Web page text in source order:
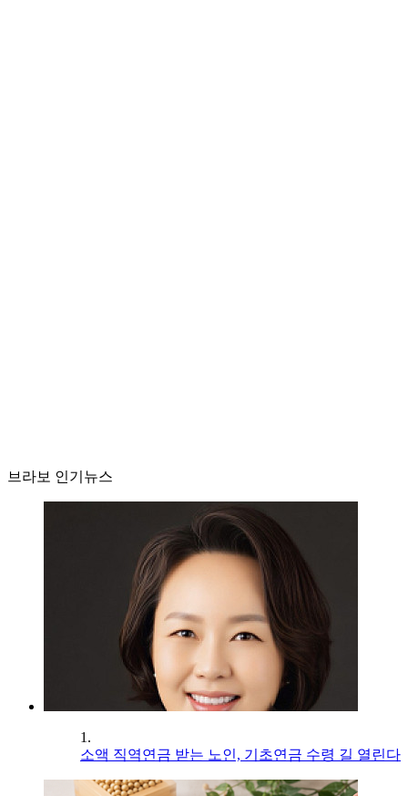
브라보 인기뉴스
1.
소액 직역연금 받는 노인, 기초연금 수령 길 열린다